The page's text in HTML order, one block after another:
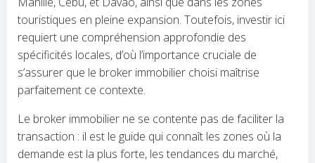
touristiques en pleine expansion. Toutefois, investir ici
requiert une compréhension approfondie des
spécificités locales, d’où l’importance cruciale de
s’assurer que le broker immobilier choisi maîtrise
parfaitement ce contexte.
Le broker immobilier ne se contente pas de faciliter la
transaction : il est le guide qui connaît les zones où la
demande est la plus forte, les tendances du marché,